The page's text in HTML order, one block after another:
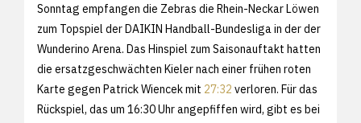
Sonntag empfangen die Zebras die Rhein-Neckar Löwen
zum Topspiel der DAIKIN Handball-Bundesliga in der der
Wunderino Arena. Das Hinspiel zum Saisonauftakt hatten
die ersatzgeschwächten Kieler nach einer frühen roten
Karte gegen Patrick Wiencek mit 27:32 verloren. Für das
Rückspiel, das um 16:30 Uhr angepfiffen wird, gibt es bei